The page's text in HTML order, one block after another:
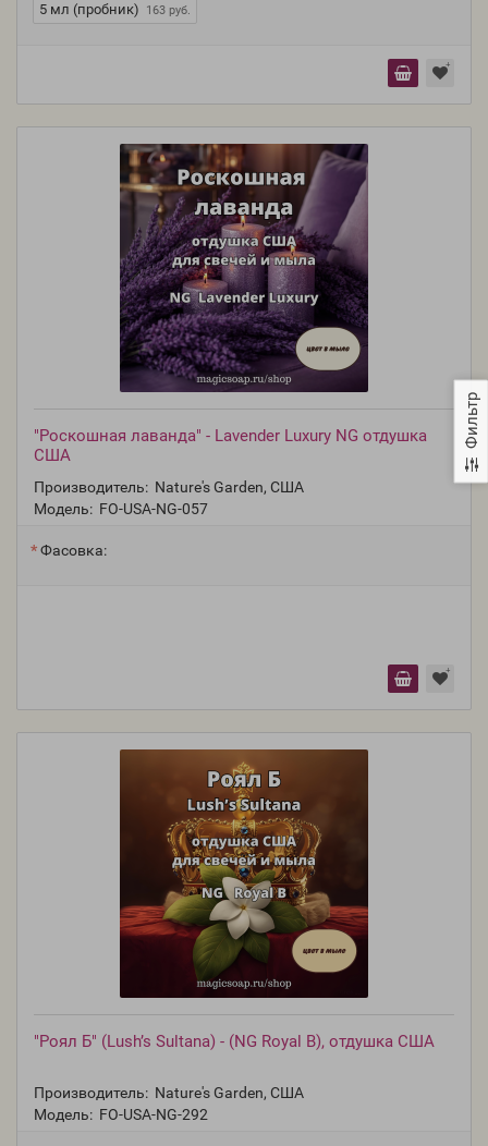
Фильтр
5 мл (пробник) 163 руб.
"Роскошная лаванда" - Lavender Luxury NG отдушка
США
Производитель: Nature's Garden, США
Модель: FO-USA-NG-057
Фасовка:
"Роял Б" (Lush’s Sultana) - (NG Royal B), отдушка США
Производитель: Nature's Garden, США
Модель: FO-USA-NG-292